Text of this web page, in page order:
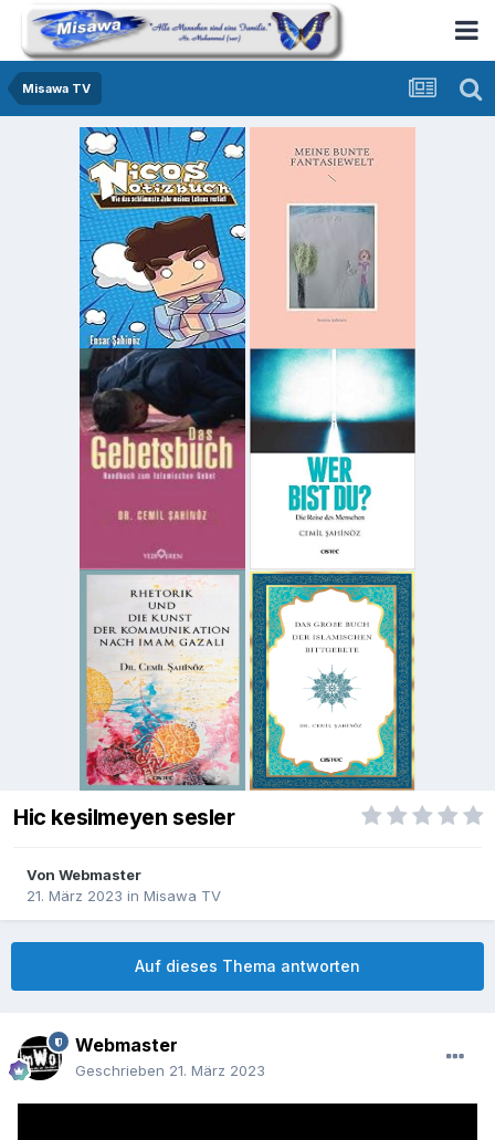
Misawa TV
Hic kesilmeyen sesler
Von Webmaster
21. März 2023 in Misawa TV
Auf dieses Thema antworten
Webmaster
Geschrieben 21. März 2023